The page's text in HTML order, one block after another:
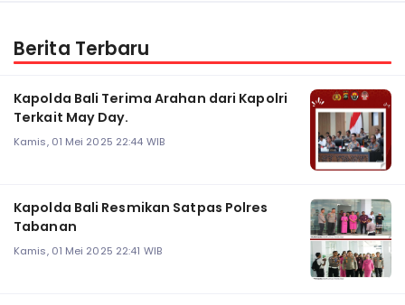
Berita Terbaru
Kapolda Bali Terima Arahan dari Kapolri
Terkait May Day.
Kamis, 01 Mei 2025 22:44 WIB
Kapolda Bali Resmikan Satpas Polres
Tabanan
Kamis, 01 Mei 2025 22:41 WIB